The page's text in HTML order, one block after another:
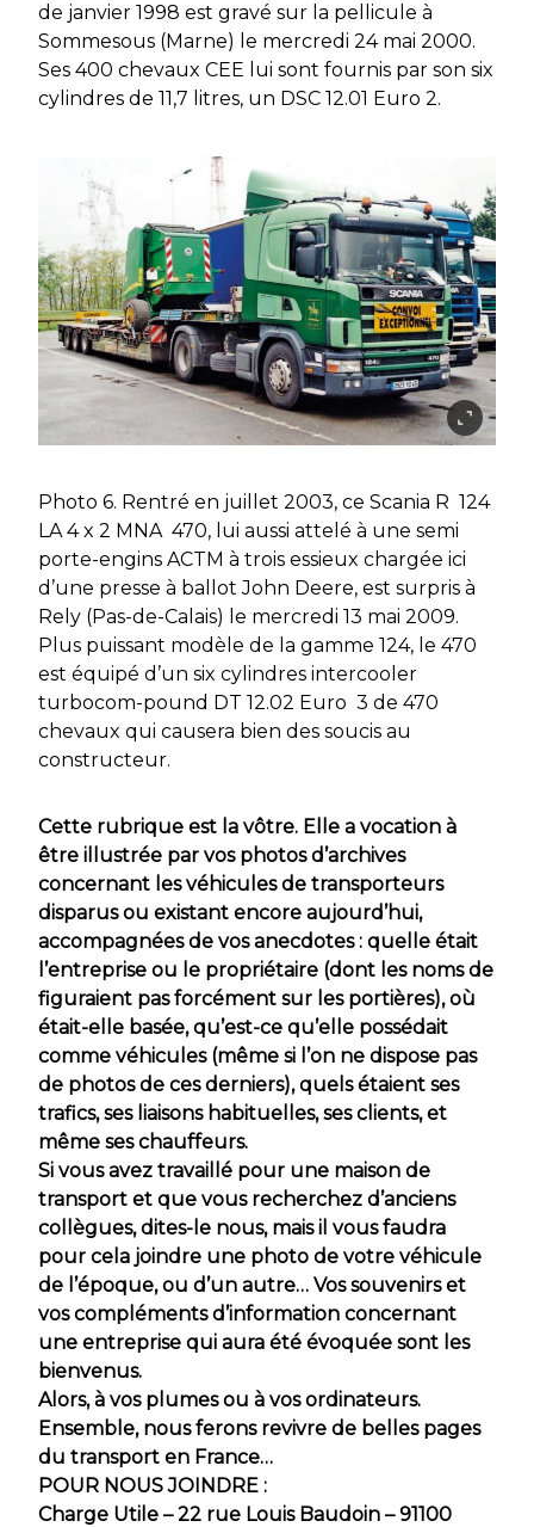
de janvier 1998 est gravé sur la pellicule à
Sommesous (Marne) le mercredi 24 mai 2000.
Ses 400 chevaux CEE lui sont fournis par son six
cylindres de 11,7 litres, un DSC 12.01 Euro 2.
Photo 6. Rentré en juillet 2003, ce Scania R 124
LA 4 x 2 MNA 470, lui aussi attelé à une semi
porte-engins ACTM à trois essieux chargée ici
d’une presse à ballot John Deere, est surpris à
Rely (Pas-de-Calais) le mercredi 13 mai 2009.
Plus puissant modèle de la gamme 124, le 470
est équipé d’un six cylindres intercooler
turbocom-pound DT 12.02 Euro 3 de 470
chevaux qui causera bien des soucis au
constructeur.
Cette rubrique est la vôtre. Elle a vocation à
être illustrée par vos photos d’archives
concernant les véhicules de transporteurs
disparus ou existant encore aujourd’hui,
accompagnées de vos anecdotes : quelle était
l’entreprise ou le propriétaire (dont les noms de
figuraient pas forcément sur les portières), où
était-elle basée, qu’est-ce qu’elle possédait
comme véhicules (même si l’on ne dispose pas
de photos de ces derniers), quels étaient ses
trafics, ses liaisons habituelles, ses clients, et
même ses chauffeurs.
Si vous avez travaillé pour une maison de
transport et que vous recherchez d’anciens
collègues, dites-le nous, mais il vous faudra
pour cela joindre une photo de votre véhicule
de l’époque, ou d’un autre… Vos souvenirs et
vos compléments d’information concernant
une entreprise qui aura été évoquée sont les
bienvenus.
Alors, à vos plumes ou à vos ordinateurs.
Ensemble, nous ferons revivre de belles pages
du transport en France…
POUR NOUS JOINDRE :
Charge Utile – 22 rue Louis Baudoin – 91100